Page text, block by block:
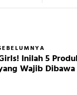
Inilah 5
Wajib